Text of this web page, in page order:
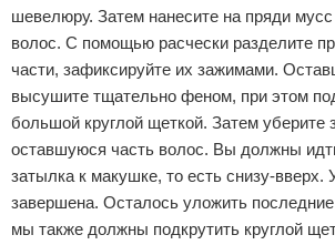
шевелюру. Затем нанесите на пряди
волос. С помощью расчески разделите
части, зафиксируйте их зажимами.
высушите тщательно феном, при этом
большой круглой щеткой. Затем
оставшуюся часть волос. Вы должны
затылка к макушке, то есть снизу-вверх.
завершена. Осталось уложить
мы также должны подкрутить круглой